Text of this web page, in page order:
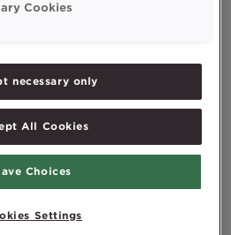
жизни по
жизни. Но
ваше тело
от
терапевтических
и физической
упражнения снижают
Cookies
necessary only
All Cookies
Choices
Settings